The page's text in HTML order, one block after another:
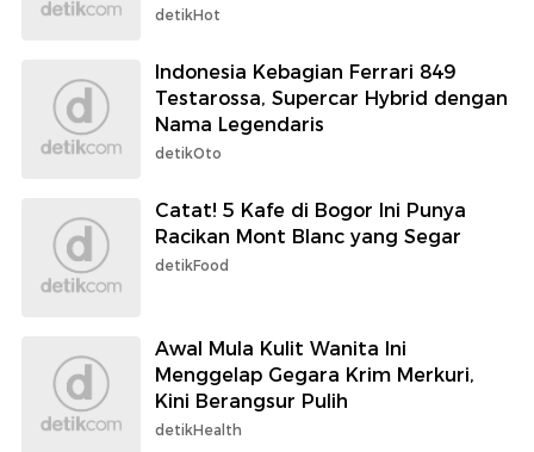
detikHot
Indonesia Kebagian Ferrari 849
Testarossa, Supercar Hybrid dengan
Nama Legendaris
detikOto
Catat! 5 Kafe di Bogor Ini Punya
Racikan Mont Blanc yang Segar
detikFood
Awal Mula Kulit Wanita Ini
Menggelap Gegara Krim Merkuri,
Kini Berangsur Pulih
detikHealth